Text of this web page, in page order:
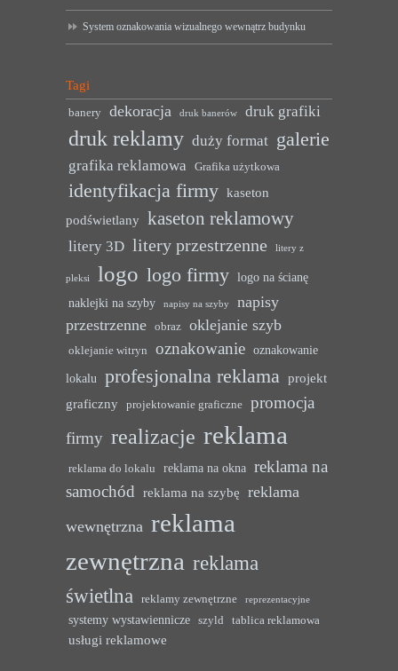
System oznakowania wizualnego wewnątrz budynku
Tagi
banery dekoracja druk banerów druk grafiki
druk reklamy duży format galerie
grafika reklamowa Grafika użytkowa
identyfikacja firmy kaseton
podświetlany kaseton reklamowy
litery 3D litery przestrzenne litery z
pleksi logo logo firmy logo na ścianę
naklejki na szyby
napisy na szyby
napisy
przestrzenne
obraz oklejanie szyb
oklejanie witryn oznakowanie oznakowanie
lokalu profesjonalna reklama projekt
graficzny
projektowanie graficzne
promocja
firmy realizacje reklama
reklama do lokalu reklama na okna reklama na
samochód reklama na szybę reklama
wewnętrzna reklama
zewnętrzna reklama
świetlna
reklamy zewnętrzne reprezentacyjne
systemy wystawiennicze szyld tablica reklamowa
usługi reklamowe